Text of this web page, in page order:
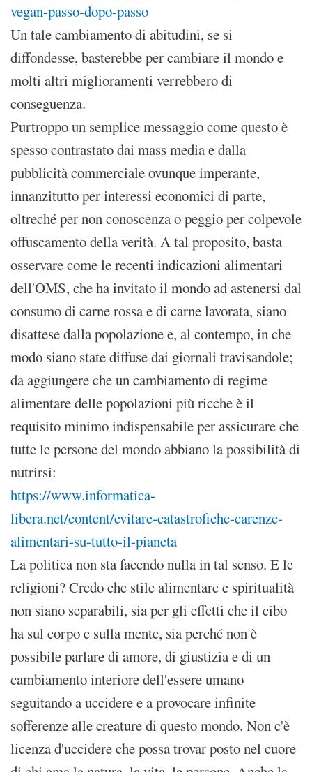
vegan-passo-dopo-passo
Un tale cambiamento di abitudini, se si
diffondesse, basterebbe per cambiare il mondo e
molti altri miglioramenti verrebbero di
conseguenza.
Purtroppo un semplice messaggio come questo è
spesso contrastato dai mass media e dalla
pubblicità commerciale ovunque imperante,
innanzitutto per interessi economici di parte,
oltreché per non conoscenza o peggio per colpevole
offuscamento della verità. A tal proposito, basta
osservare come le recenti indicazioni alimentari
dell'OMS, che ha invitato il mondo ad astenersi dal
consumo di carne rossa e di carne lavorata, siano
disattese dalla popolazione e, al contempo, in che
modo siano state diffuse dai giornali travisandole;
da aggiungere che un cambiamento di regime
alimentare delle popolazioni più ricche è il
requisito minimo indispensabile per assicurare che
tutte le persone del mondo abbiano la possibilità di
nutrirsi:
https://www.informatica-
libera.net/content/evitare-catastrofiche-carenze-
alimentari-su-tutto-il-pianeta
La politica non sta facendo nulla in tal senso. E le
religioni? Credo che stile alimentare e spiritualità
non siano separabili, sia per gli effetti che il cibo
ha sul corpo e sulla mente, sia perché non è
possibile parlare di amore, di giustizia e di un
cambiamento interiore dell'essere umano
seguitando a uccidere e a provocare infinite
sofferenze alle creature di questo mondo. Non c'è
licenza d'uccidere che possa trovar posto nel cuore